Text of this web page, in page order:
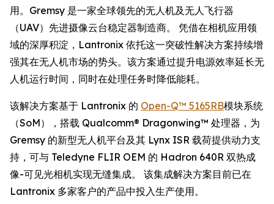
用。Gremsy 是一家全球领先的无人机及无人飞行器
（UAV）先进摄像云台稳定器制造商。 凭借在相机应用领
域的深厚积淀，Lantronix 依托这一突破性解决方案持续增
强其在无人机市场的势头。该方案通过提升电源效率延长无
人机运行时间，同时在处理任务时降低能耗。
该解决方案基于 Lantronix 的 Open-Q™ 5165RB模块系统
（SoM），搭载 Qualcomm® Dragonwing™ 处理器，为
Gremsy 的新型无人机平台及其 Lynx ISR 载荷提供动力支
持，可与 Teledyne FLIR OEM 的 Hadron 640R 双热成
像-可见光相机实现无缝集成。 该集成解决方案目前已在
Lantronix 多家客户的产品中投入生产使用。